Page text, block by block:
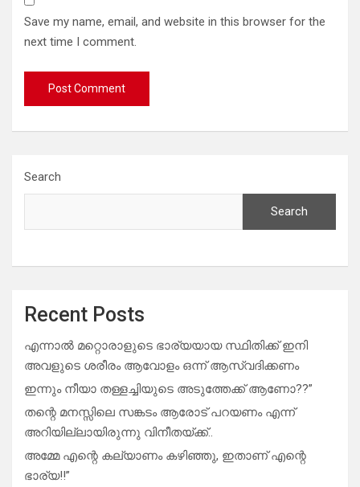
Save my name, email, and website in this browser for the
next time I comment.
Search
Search
Recent Posts
എന്നാൽ മറ്റൊരാളുടെ ഭാര്യയായ സ്ഥിതിക്ക് ഇനി
അവളുടെ ശരീരം ആവോളം ഒന്ന് ആസ്വദിക്കണം
ഇന്നും നീയാ തള്ളച്ചിയുടെ അടുത്തേക്ക് ആണോ??”
തന്റെ മനസ്സിലെ സങ്കടം ആരോട് പറയണം എന്ന്
അറിയില്ലായിരുന്നു വിനീതയ്ക്ക്..
അമ്മേ എന്റെ കല്യാണം കഴിഞ്ഞു, ഇതാണ് എന്റെ
ഭാര്യ!!”